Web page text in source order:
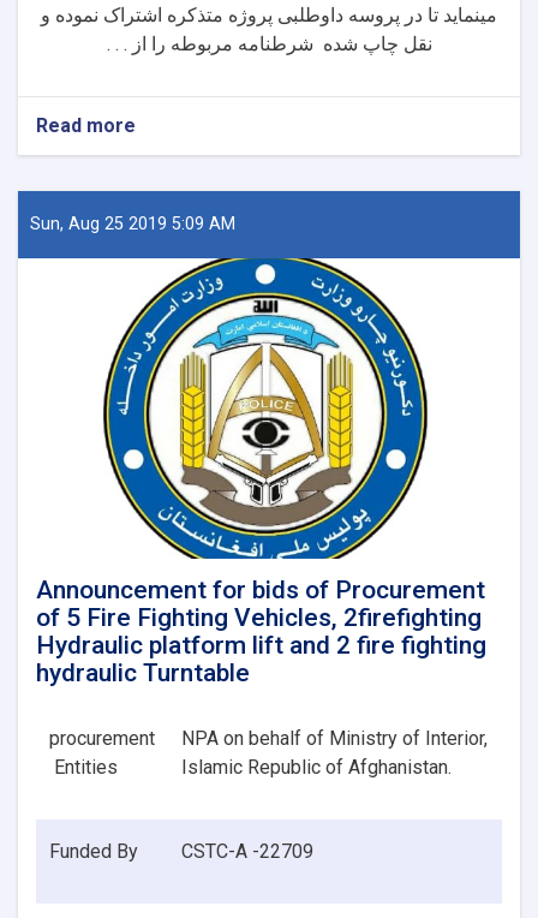
مینماید تا در پروسه داوطلبی پروژه متذکره اشتراک نموده و
نقل چاپ شده شرطنامه مربوطه را از . . .
Read more
جدید
الاحداث
ضرورت
پولیس
سرحدی
میدان
هوای
ولایت
کندز
Sun, Aug 25 2019 5:09 AM
Announcement for bids of Procurement
of 5 Fire Fighting Vehicles, 2firefighting
Hydraulic platform lift and 2 fire fighting
hydraulic Turntable
procurement
Entities
NPA on behalf of Ministry of Interior,
Islamic Republic of Afghanistan.
Funded By CSTC-A -22709